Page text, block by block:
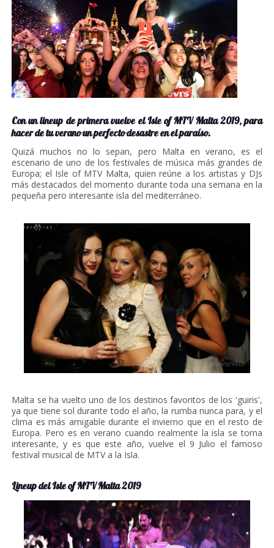
Con un lineup de primera vuelve el Isle of MTV Malta 2019, para
hacer de tu verano un perfecto desastre en el paraíso.
Quizá muchos no lo sepan, pero Malta en verano, es el
escenario de uno de los festivales de música más grandes de
Europa; el Isle of MTV Malta, quien reúne a los artistas y DJs
más destacados del momento durante toda una semana en la
pequeña pero interesante isla del mediterráneo.
Malta se ha vuelto uno de los destinos favoritos de los 'guiris',
ya que tiene sol durante todo el año, la rumba nunca para, y el
clima es más amigable durante el invierno que en el resto de
Europa. Pero es en verano cuando realmente la isla se torna
interesante, y es que este año, vuelve el 9 Julio el famoso
festival musical de MTV a la Isla.
Lineup del Isle of MTV Malta 2019